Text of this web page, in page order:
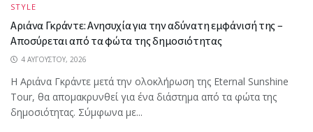
STYLE
Αριάνα Γκράντε: Ανησυχία για την αδύνατη εμφάνισή της –
Αποσύρεται από τα φώτα της δημοσιότητας
4 ΑΥΓΟΎΣΤΟΥ, 2026
Η Αριάνα Γκράντε μετά την ολοκλήρωση της Eternal Sunshine
Tour, θα απομακρυνθεί για ένα διάστημα από τα φώτα της
δημοσιότητας. Σύμφωνα με...